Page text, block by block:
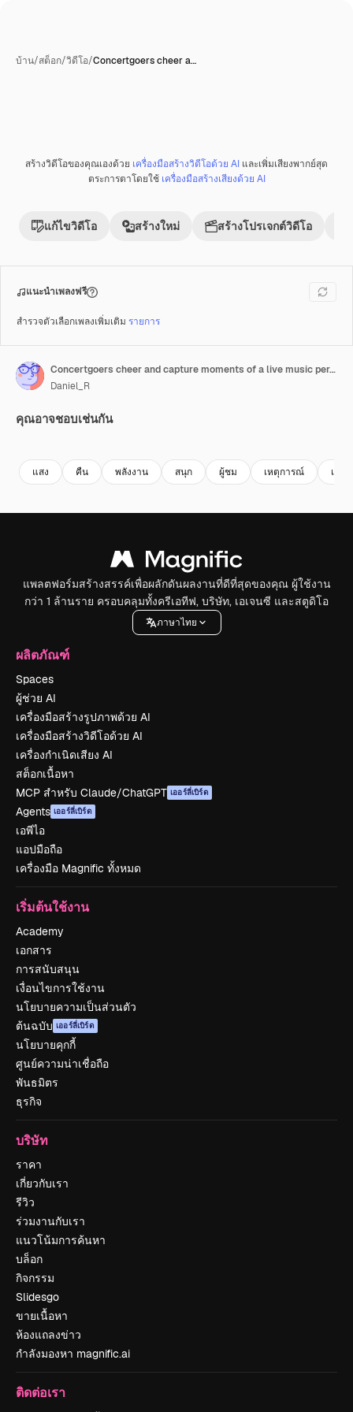
บ้าน/สต็อก/วิดีโอ/Concertgoers cheer a…
พรีเมี่ยม สร้างโดย AI
สร้างวิดีโอของคุณเองด้วย เครื่องมือสร้างวิดีโอด้วย AI และเพิ่มเสียงพากย์สุด
ตระการตาโดยใช้ เครื่องมือสร้างเสียงด้วย AI
แก้ไขวิดีโอ สร้างใหม่ สร้างโปรเจกต์วิดีโอ
แนะนำเพลงฟรี
สำรวจตัวเลือกเพลงเพิ่มเติม รายการ
Concertgoers cheer and capture moments of a live music performance with smartphones, enjoying the vibrant atmosphere
Daniel_R
คุณอาจชอบเช่นกัน
แสง คืน พลังงาน สนุก ผู้ชม เหตุการณ์ เทศ
แพลตฟอร์มสร้างสรรค์เพื่อผลักดันผลงานที่ดีที่สุดของคุณ ผู้ใช้งาน
กว่า 1 ล้านราย ครอบคลุมทั้งครีเอทีฟ, บริษัท, เอเจนซี และสตูดิโอ
ภาษาไทย
ผลิตภัณฑ์
Spaces
ผู้ช่วย AI
เครื่องมือสร้างรูปภาพด้วย AI
เครื่องมือสร้างวิดีโอด้วย AI
เครื่องกำเนิดเสียง AI
สต็อกเนื้อหา
MCP สำหรับ Claude/ChatGPT เออร์ลี่เบิร์ด
Agents เออร์ลี่เบิร์ด
เอพีไอ
แอปมือถือ
เครื่องมือ Magnific ทั้งหมด
เริ่มต้นใช้งาน
Academy
เอกสาร
การสนับสนุน
เงื่อนไขการใช้งาน
นโยบายความเป็นส่วนตัว
ต้นฉบับ เออร์ลี่เบิร์ด
นโยบายคุกกี้
ศูนย์ความน่าเชื่อถือ
พันธมิตร
ธุรกิจ
บริษัท
ราคา
เกี่ยวกับเรา
รีวิว
ร่วมงานกับเรา
แนวโน้มการค้นหา
บล็อก
กิจกรรม
Slidesgo
ขายเนื้อหา
ห้องแถลงข่าว
กำลังมองหา magnific.ai
ติดต่อเรา